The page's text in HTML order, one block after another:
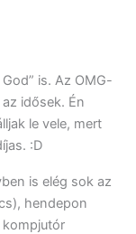
is. Az OMG-
idősek. Én
le vele, mert
:D
is elég sok az
hendepon
kompjutór